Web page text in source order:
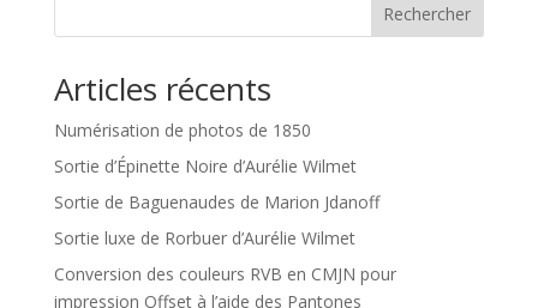
Rechercher
Articles récents
Numérisation de photos de 1850
Sortie d’Épinette Noire d’Aurélie Wilmet
Sortie de Baguenaudes de Marion Jdanoff
Sortie luxe de Rorbuer d’Aurélie Wilmet
Conversion des couleurs RVB en CMJN pour
impression Offset à l’aide des Pantones